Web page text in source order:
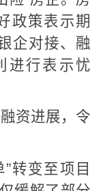
政策表示期
企对接、融
进行表示忧
资进展，令
转变至项目